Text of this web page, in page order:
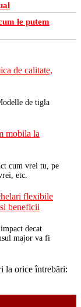
le putem
de calitate,
de tigla
mobila la
cum vrei tu, pe
etc.
flexibile
beneficii
decat
major va fi
la orice întrebări: